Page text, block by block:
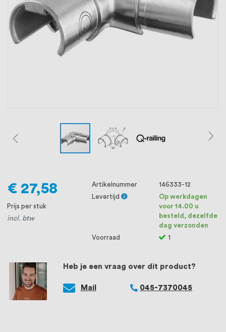
ons voorop, want we geloven dat een
goede relatie met onze klanten het
verschil maakt.
Heb je een vraag over dit product?
Mail 045-7370045
€ 27,58
Prijs per stuk
incl. btw
Artikelnummer
146333-12
Levertijd
Op werkdagen
voor 14.00 u
besteld, dezelfde
dag verzonden
Voorraad
1